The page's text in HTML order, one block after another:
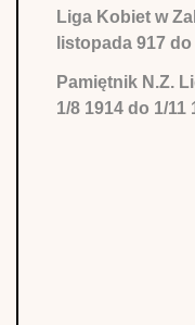
Liga Kobiet w
listopada 917
Pamiętnik N.Z.
1/8 1914 do 1/11